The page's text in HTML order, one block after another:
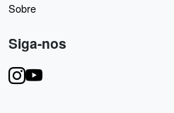
Sobre
Siga-nos